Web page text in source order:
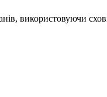
використовуючи